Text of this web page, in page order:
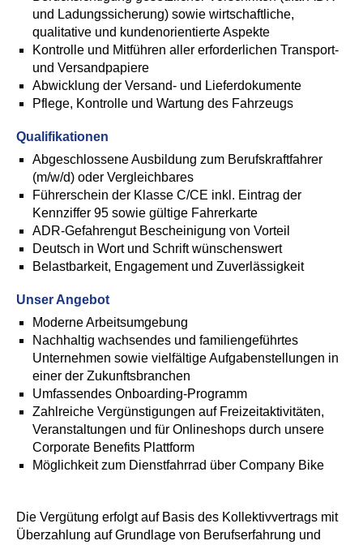
und Ladungssicherung) sowie wirtschaftliche,
qualitative und kundenorientierte Aspekte
Kontrolle und Mitführen aller erforderlichen Transport-
und Versandpapiere
Abwicklung der Versand- und Lieferdokumente
Pflege, Kontrolle und Wartung des Fahrzeugs
Qualifikationen
Abgeschlossene Ausbildung zum Berufskraftfahrer
(m/w/d) oder Vergleichbares
Führerschein der Klasse C/CE inkl. Eintrag der
Kennziffer 95 sowie gültige Fahrerkarte
ADR-Gefahrengut Bescheinigung von Vorteil
Deutsch in Wort und Schrift wünschenswert
Belastbarkeit, Engagement und Zuverlässigkeit
Unser Angebot
Moderne Arbeitsumgebung
Nachhaltig wachsendes und familiengeführtes
Unternehmen sowie vielfältige Aufgabenstellungen in
einer der Zukunftsbranchen
Umfassendes Onboarding-Programm
Zahlreiche Vergünstigungen auf Freizeitaktivitäten,
Veranstaltungen und für Onlineshops durch unsere
Corporate Benefits Plattform
Möglichkeit zum Dienstfahrrad über Company Bike
Die Vergütung erfolgt auf Basis des Kollektivvertrags mit
Überzahlung auf Grundlage von Berufserfahrung und